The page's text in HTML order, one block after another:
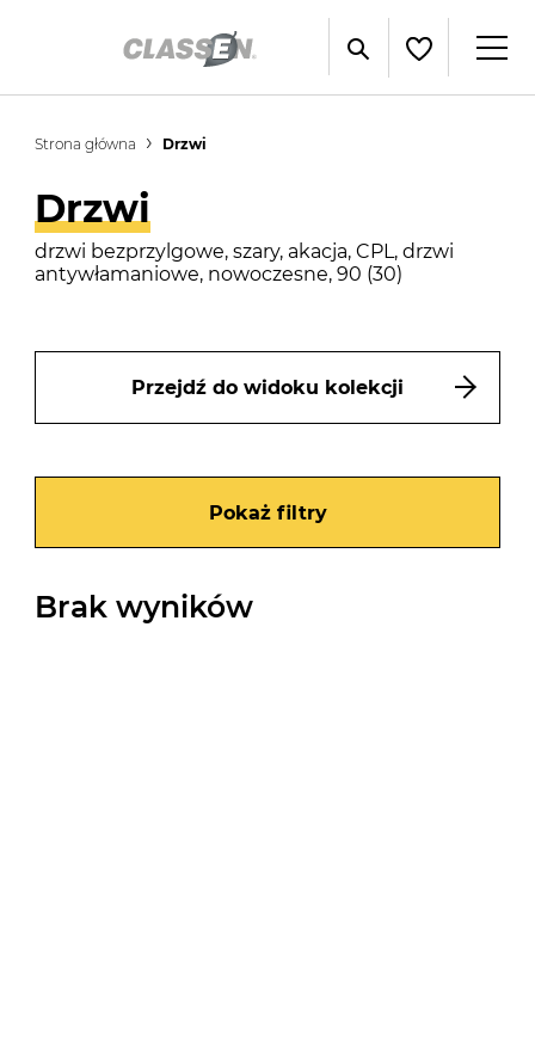
Strona główna Drzwi
Drzwi
drzwi bezprzylgowe, szary, akacja, CPL, drzwi
antywłamaniowe, nowoczesne, 90 (30)
Przejdź do widoku kolekcji
Pokaż filtry
Brak wyników